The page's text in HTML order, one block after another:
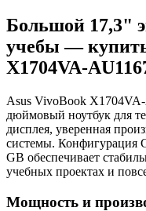
Большой 17,3"
учебы —
X1704VA-
Asus VivoBook
дюймовый ноутбук для
дисплея, уверенная
системы. Конфигурация
GB обеспечивает
учебных проектах и
Мощность и